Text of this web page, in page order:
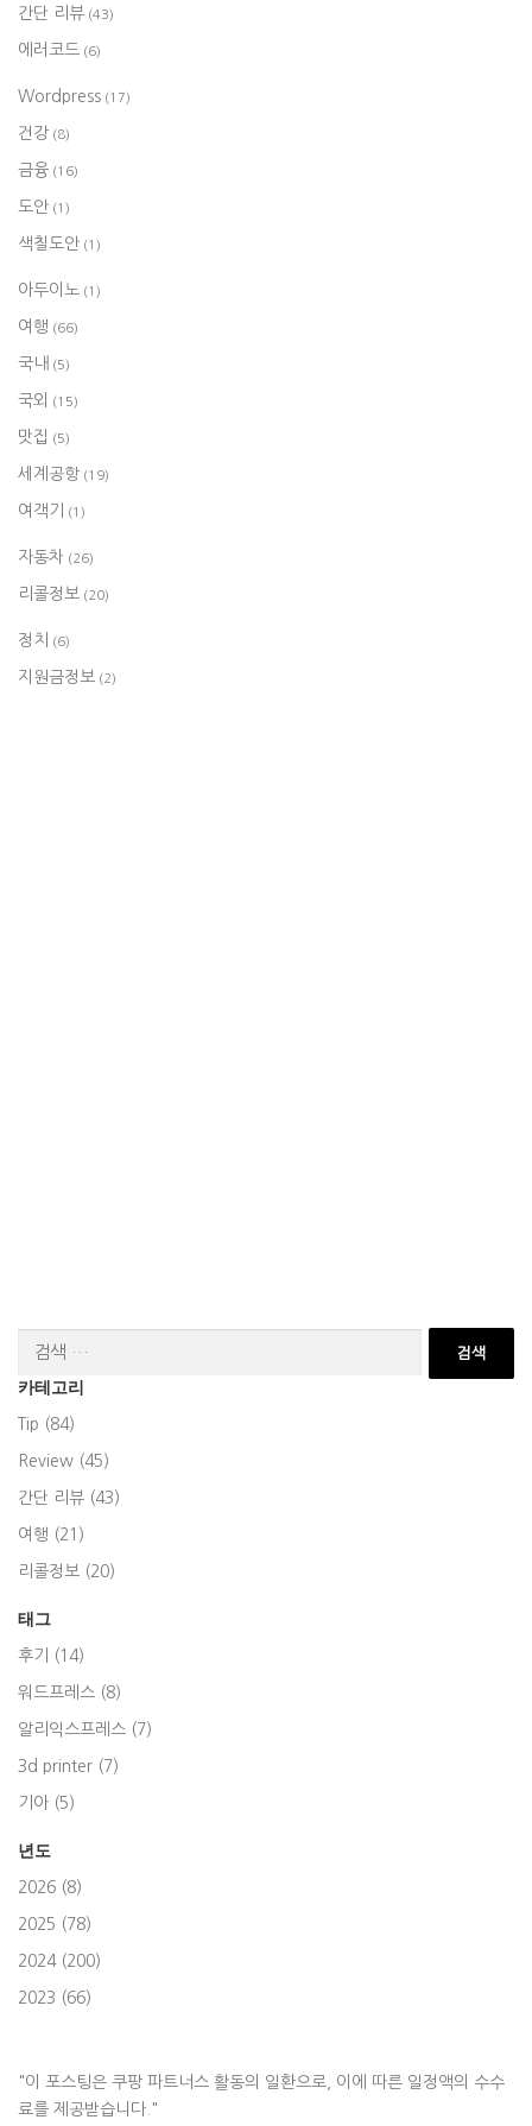
간단 리뷰 (43)
에러코드 (6)
Wordpress (17)
건강 (8)
금융 (16)
도안 (1)
색칠도안 (1)
아두이노 (1)
여행 (66)
국내 (5)
국외 (15)
맛집 (5)
세계공항 (19)
여객기 (1)
자동차 (26)
리콜정보 (20)
정치 (6)
지원금정보 (2)
카테고리
Tip (84)
Review (45)
간단 리뷰 (43)
여행 (21)
리콜정보 (20)
태그
후기 (14)
워드프레스 (8)
알리익스프레스 (7)
3d printer (7)
기아 (5)
년도
2026 (8)
2025 (78)
2024 (200)
2023 (66)
"이 포스팅은 쿠팡 파트너스 활동의 일환으로, 이에 따른 일정액의 수수
료를 제공받습니다."